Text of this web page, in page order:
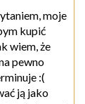
moje
kupić
wiem, że
pewno
:(
ją jako